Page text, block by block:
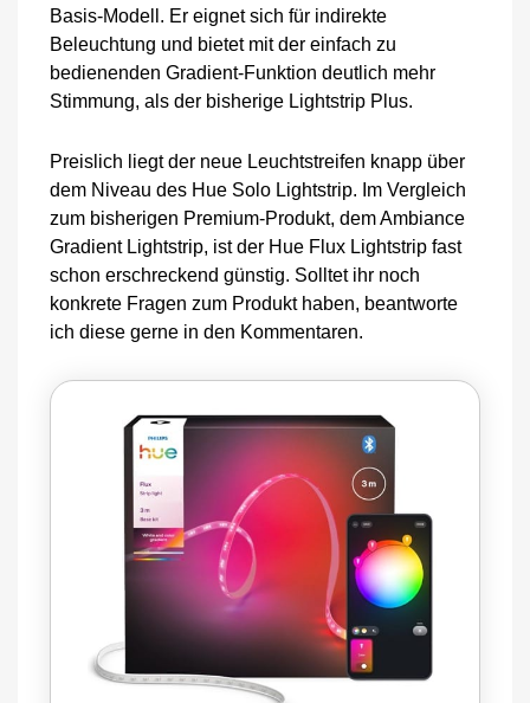
Basis-Modell. Er eignet sich für indirekte
Beleuchtung und bietet mit der einfach zu
bedienenden Gradient-Funktion deutlich mehr
Stimmung, als der bisherige Lightstrip Plus.
Preislich liegt der neue Leuchtstreifen knapp über
dem Niveau des Hue Solo Lightstrip. Im Vergleich
zum bisherigen Premium-Produkt, dem Ambiance
Gradient Lightstrip, ist der Hue Flux Lightstrip fast
schon erschreckend günstig. Solltet ihr noch
konkrete Fragen zum Produkt haben, beantworte
ich diese gerne in den Kommentaren.